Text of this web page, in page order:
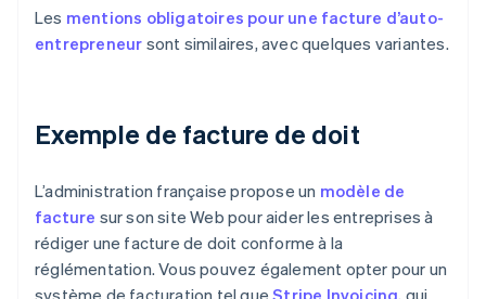
Les mentions obligatoires pour une facture d’auto-
entrepreneur sont similaires, avec quelques variantes.
Exemple de facture de doit
L’administration française propose un modèle de
facture sur son site Web pour aider les entreprises à
rédiger une facture de doit conforme à la
réglémentation. Vous pouvez également opter pour un